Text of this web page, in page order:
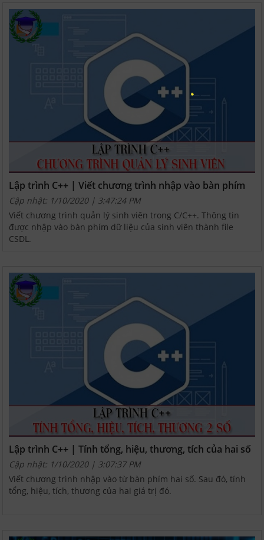
Lập trình C++ | Viết chương trình nhập vào bàn phím
dữ liệu của sinh viên thành file CSDL.
Cập nhật: 1/10/2020 | 3:47:24 PM
Viết chương trình quản lý sinh viên trong C/C++. Thông tin
được nhập vào bàn phím dữ liệu của sinh viên thành file
CSDL.
Lập trình C++ | Tính tổng, hiệu, thương, tích của hai số
Cập nhật: 1/10/2020 | 3:07:37 PM
Viết chương trình nhập vào từ bàn phím hai số. Sau đó, tính
tổng, hiệu, tích, thương của hai giá trị đó.